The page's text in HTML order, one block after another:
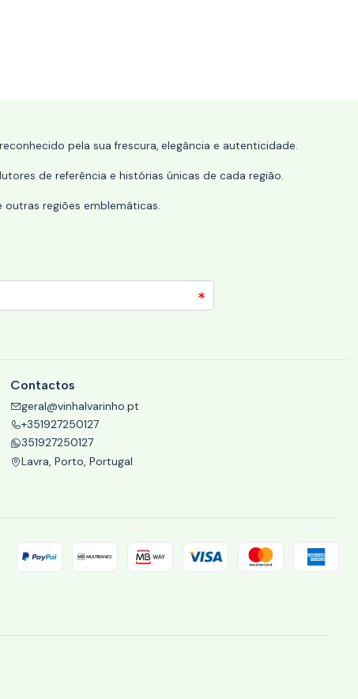
pela sua frescura, elegância e autenticidade.
de referência e histórias únicas de cada região.
outras regiões emblemáticas.
Contactos
geral@vinhalvarinho.pt
+351927250127
351927250127
Lavra, Porto, Portugal